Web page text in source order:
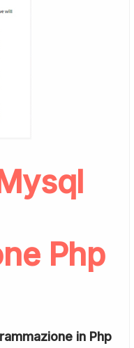
Php
in Php